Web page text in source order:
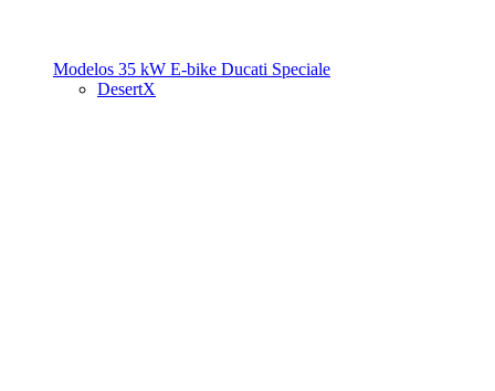
Modelos 35 kW E-bike Ducati Speciale
DesertX